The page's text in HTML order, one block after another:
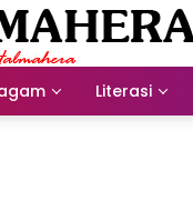
Literasi